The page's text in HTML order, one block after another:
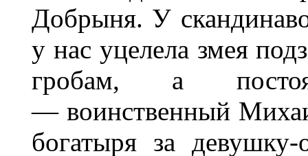
Добрыня. У
у нас уцелела змея
гробам, а
— воинственный
богатыря за